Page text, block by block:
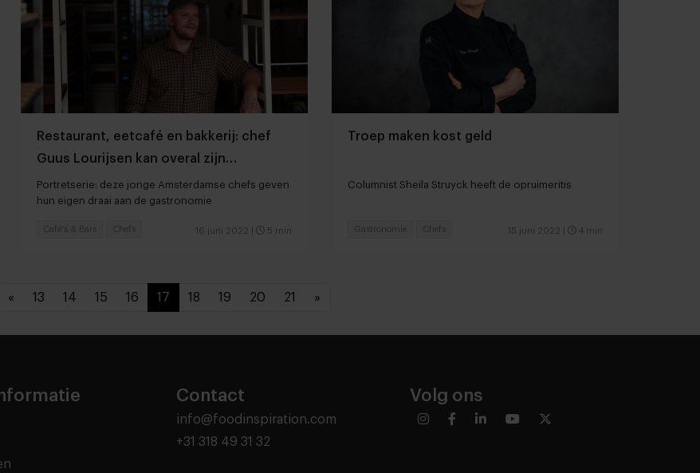
Restaurant, eetcafé en bakkerij: chef
Guus Lourijsen kan overal zijn
creativiteit kwijt
Portretserie: deze jonge Amsterdamse chefs geven
hun eigen draai aan de gastronomie
16 juni 2022 5 min
Café's & Bars Chefs
Troep maken kost geld
Columnist Sheila Struyck heeft de opruimeritis
15 juni 2022 4 min
Gastronomie Chefs
« 13 14 15 16 17 18 19 20 21 »
Contact
info@foodinspiration.com
+31 318 49 31 32
Volg ons